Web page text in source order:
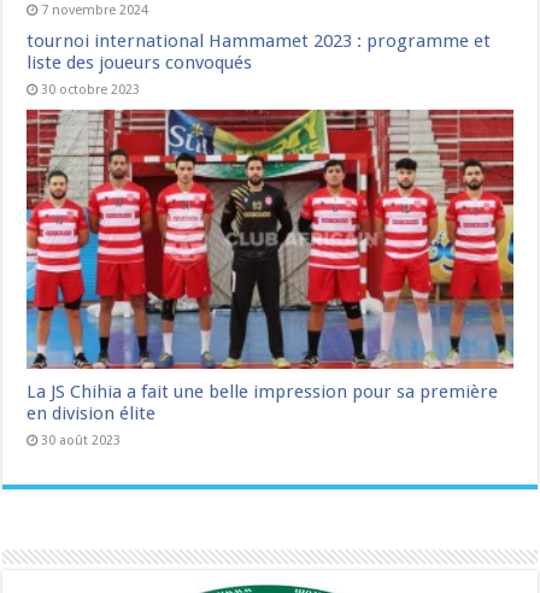
7 novembre 2024
tournoi international Hammamet 2023 : programme et
liste des joueurs convoqués
30 octobre 2023
La JS Chihia a fait une belle impression pour sa première
en division élite
30 août 2023